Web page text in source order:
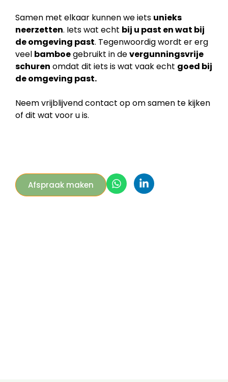
Samen met elkaar kunnen we iets unieks
neerzetten. Iets wat echt bij u past en wat bij
deomgeving past. Tegenwoordig wordt er erg
veel bamboegebruikt in devergunningsvrije
schuren omdat dit iets is wat vaak echt goed bij
de omgeving past.
Neem vrijblijvend contact op om samen te kijken
of dit wat voor u is.
Afspraak maken